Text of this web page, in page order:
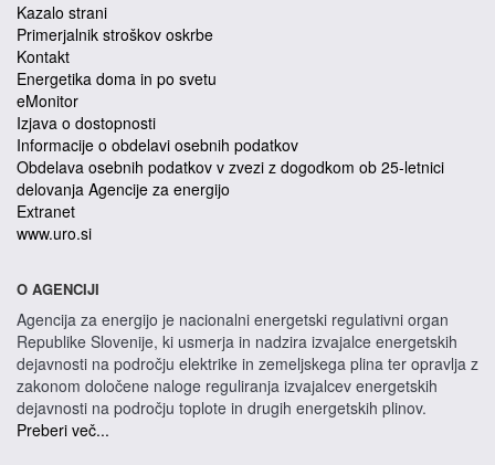
Kazalo strani
Primerjalnik stroškov oskrbe
Kontakt
Energetika doma in po svetu
eMonitor
Izjava o dostopnosti
Informacije o obdelavi osebnih podatkov
Obdelava osebnih podatkov v zvezi z dogodkom ob 25-letnici
delovanja Agencije za energijo
Extranet
www.uro.si
O AGENCIJI
Agencija za energijo je nacionalni energetski regulativni organ
Republike Slovenije, ki usmerja in nadzira izvajalce energetskih
dejavnosti na področju elektrike in zemeljskega plina ter opravlja z
zakonom določene naloge reguliranja izvajalcev energetskih
dejavnosti na področju toplote in drugih energetskih plinov.
Preberi več...